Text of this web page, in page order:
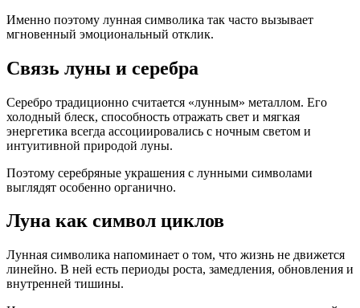
Именно поэтому лунная символика так часто вызывает
мгновенный эмоциональный отклик.
Связь луны и серебра
Серебро традиционно считается «лунным» металлом. Его
холодный блеск, способность отражать свет и мягкая
энергетика всегда ассоциировались с ночным светом и
интуитивной природой луны.
Поэтому серебряные украшения с лунными символами
выглядят особенно органично.
Луна как символ циклов
Лунная символика напоминает о том, что жизнь не движется
линейно. В ней есть периоды роста, замедления, обновления и
внутренней тишины.